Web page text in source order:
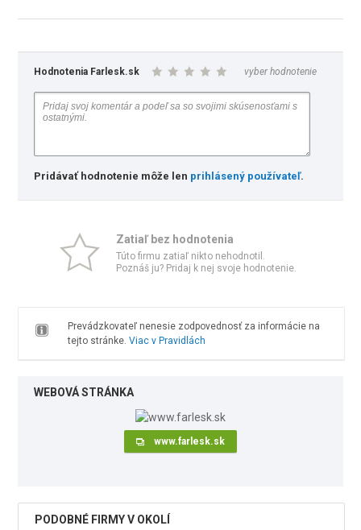
Hodnotenia Farlesk.sk vyber hodnotenie
Pridávať hodnotenie môže len prihlásený používateľ.
Zatiaľ bez hodnotenia
Túto firmu zatiaľ nikto nehodnotil.
Poznáš ju? Pridaj k nej svoje hodnotenie.
Prevádzkovateľ nenesie zodpovednosť za informácie na
tejto stránke. Viac v Pravidlách
WEBOVÁ STRÁNKA
www.farlesk.sk
PODOBNÉ FIRMY V OKOLÍ